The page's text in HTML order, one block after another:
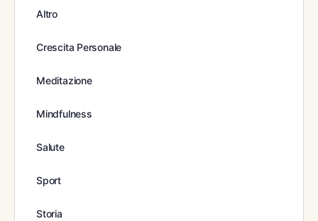
Altro
Crescita Personale
Meditazione
Mindfulness
Salute
Sport
Storia